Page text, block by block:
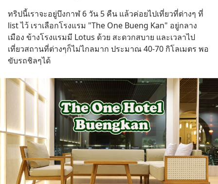
ทริปนี้เราจะอยู่บึงกาฬ 6 วัน 5 คืน แล้วค่อยไปเที่ยวที่ต่างๆ ที่
list ไว้ เราเลือกโรงแรม "The One Bueng Kan" อยู่กลาง
เมือง ข้างโรงแรมมี Lotus ด้วย สะดวกสบาย และเวลาไป
เที่ยวสถานที่ต่างๆก็ไม่ไกลมาก ประมาณ 40-70 กิโลเมตร พอ
ขับรถชิลๆได้